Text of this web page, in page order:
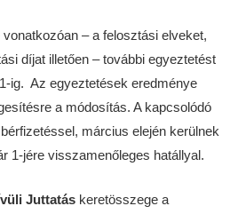
– a felosztási elveket,
díjat illetően – további egyeztetést
ig. Az egyeztetések eredménye
a módosítás. A kapcsolódó
március elején kerülnek
1-jére visszamenőleges hatállyal.
Juttatás keretösszege a